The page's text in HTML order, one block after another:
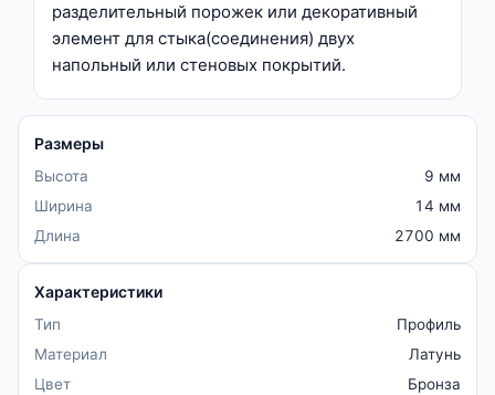
разделительный порожек или декоративный
элемент для стыка(соединения) двух
напольный или стеновых покрытий.
Размеры
Высота
9 мм
Ширина
14 мм
Длина
2700 мм
Характеристики
Тип
Профиль
Материал
Латунь
Цвет
Бронза